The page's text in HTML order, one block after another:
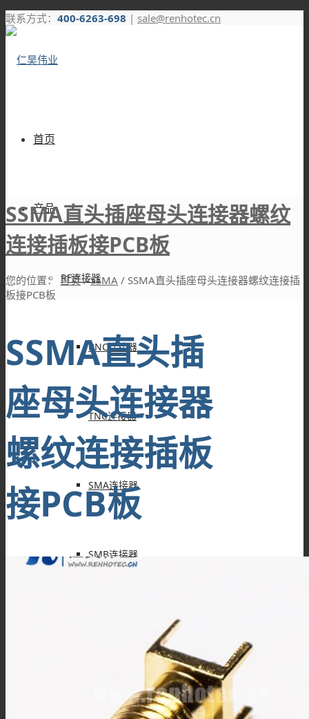
联系方式： 400-6263-698 | sale@renhotec.cn
首页
产品
RF连接器
BNC连接器
TNC连接器
SMA连接器
SMB连接器
N型连接器
SSMA直头插座母头连接器螺纹
连接插板接PCB板
您的位置： 首页 / SSMA / SSMA直头插座母头连接器螺纹连接插
板接PCB板
SSMA直头插
座母头连接器
螺纹连接插板
接PCB板